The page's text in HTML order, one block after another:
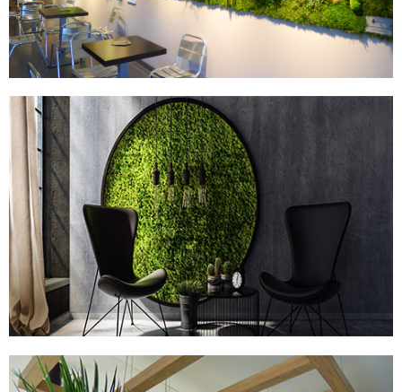
TABLEAUX STABILISÉS